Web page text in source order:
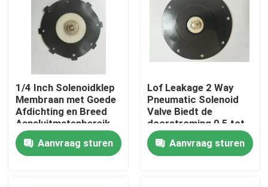
Huis
1/4 Inch Solenoidklep
Membraan met Goede
Afdichting en Breed
Aansluitmatenbereik
1/4 Inch tot 2 Inch
voor Veelzijdigheid
Aanvraag sturen
Lof Leakage 2 Way
Pneumatic Solenoid
Valve Biedt de
doorstroming 0,5 tot
5 Lmin in Pneumatic
SystemAanvraag sturen